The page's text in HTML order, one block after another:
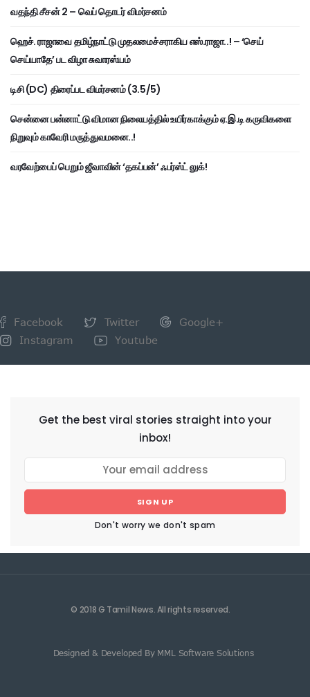
வதந்தி சீசன் 2 – வெப் தொடர் விமர்சனம்
ஹெச். ராஜாவை தமிழ்நாட்டு முதலமைச்சராகிய எஸ்.ராஜா..! – ‘செய்
செய்யாதே’ பட விழா சுவாரஸ்யம்
டிசி (DC) திரைப்பட விமர்சனம் (3.5/5)
சென்னை பன்னாட்டு விமான நிலையத்தில் உயிர்காக்கும் ஏ.இ.டி கருவிகளை
நிறுவும் காவேரி மருத்துவமனை..!
வரவேற்பைப் பெறும் ஜீவாவின் ‘தகப்பன்’ ஃபர்ஸ்ட் லுக்!
Facebook Twitter
Google+
Instagram
Youtube
Get the best viral stories straight into your
inbox!
SIGN UP
Don't worry we don't spam
© 2018 G Tamil News. All rights reserved.
Designed & Developed By MML Software Solutions